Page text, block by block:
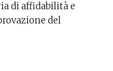
di affidabilità e
del